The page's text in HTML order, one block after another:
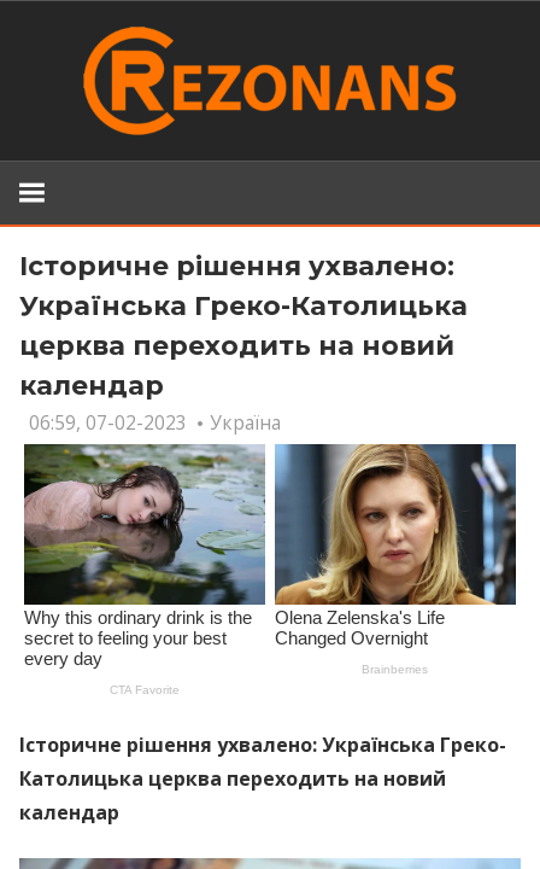
Історичне рішення ухвалено:
Українська Греко-Католицька
церква переходить на новий
календар
06:59, 07-02-2023 Україна
Історичне рішення ухвалено: Українська Греко-
Католицька церква переходить на новий
календар